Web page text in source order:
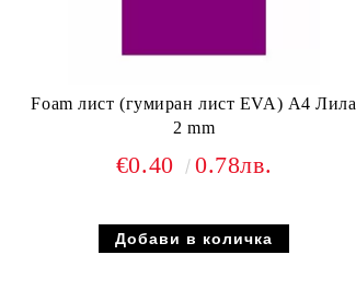
Foam лист (гумиран лист EVA) A4 Лила
2 mm
€0.40 0.78лв.